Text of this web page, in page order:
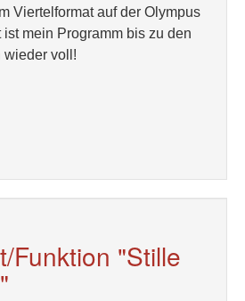
Viertelformat auf der Olympus
mein Programm bis zu den
wieder voll!
Funktion "Stille